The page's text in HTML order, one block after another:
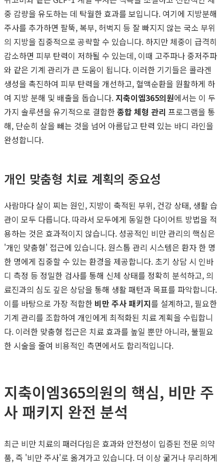
중 감량을 유도하는 데 탁월한 효과를 보입니다. 여기에 지방분해
주사를 추가하면 팔뚝, 복부, 허벅지 등 잘 빠지지 않는 국소 부위
의 지방을 집중적으로 공략할 수 있습니다. 하지만 체중이 급격히
감소하면 피부 탄력이 저하될 수 있는데, 이때 고주파나 중저주파
와 같은 기계 관리가 큰 도움이 됩니다. 이러한 기기들은 콜라겐
생성을 촉진하여 피부 탄력을 개선하고, 혈액순환을 원활하게 하
여 지방 분해 및 배출을 돕습니다. 지축이엠365의원에서는 이 두
가지 솔루션을 유기적으로 결합한종합 체형 관리 프로그램을 통
해, 단순히 살을 빼는 것을 넘어 아름답고 탄력 있는 바디 라인을
완성합니다.
개인 맞춤형 치료 계획의 중요성
사람마다 살이 찌는 원인, 지방이 축적된 부위, 건강 상태, 생활 습
관이 모두 다릅니다. 따라서 모두에게 동일한 다이어트 방법을 적
용하는 것은 효과적이지 않습니다. 성공적인 비만 관리의 핵심은
'개인 맞춤형' 접근에 있습니다. 원스톱 관리 시스템은 환자 한 명
한 명에게 집중할 수 있는 환경을 제공합니다. 초기 상담 시 인바
디 측정 등 정밀한 검사를 통해 신체 상태를 정확히 분석하고, 의
료진과의 심도 깊은 상담을 통해 생활 패턴과 목표를 파악합니다.
이를 바탕으로 가장 적합한 비만 주사 패키지를 설계하고, 필요한
기계 관리를 조합하여 개인에게 최적화된 치료 계획을 수립합니
다. 이러한 맞춤형 접근은 치료 효과를 높일 뿐만 아니라, 불필요
한 시술을 줄여 비용적인 측면에서도 합리적입니다.
지축이엠365의원의 핵심, 비만 주
사 패키지 완전 분석
최근 비만 치료의 패러다임은 효과와 안전성이 입증된 전문 의약
품, 즉 '비만 주사'로 옮겨가고 있습니다. 더 이상 굶거나 무리하게